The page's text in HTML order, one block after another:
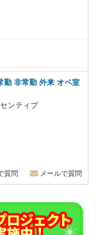
勤 非常勤 外来 オペ室
ンティブ
質問 メールで質問